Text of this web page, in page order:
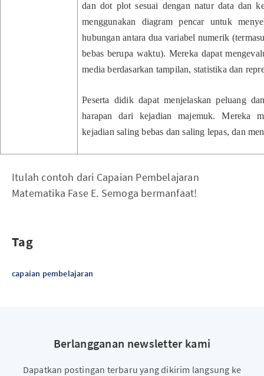
dan dot plot sesuai dengan natur data dan
menggunakan diagram pencar untuk
hubungan antara dua variabel numerik
bebas berupa waktu). Mereka dapat
media berdasarkan tampilan, statistika dan
Peserta didik dapat menjelaskan peluang
harapan dari kejadian majemuk. Mereka
kejadian saling bebas dan saling lepas, dan
Itulah contoh dari Capaian Pembelajaran
Matematika Fase E. Semoga bermanfaat!
Tag
capaian pembelajaran
Berlangganan newsletter kami
Dapatkan postingan terbaru yang dikirim langsung ke